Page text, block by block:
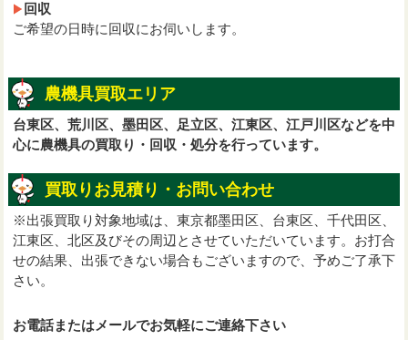
回収
ご希望の日時に回収にお伺いします。
農機具買取エリア
台東区、荒川区、墨田区、足立区、江東区、江戸川区などを中
心に農機具の買取り・回収・処分を行っています。
買取りお見積り・お問い合わせ
※出張買取り対象地域は、東京都墨田区、台東区、千代田区、
江東区、北区及びその周辺とさせていただいています。お打合
せの結果、出張できない場合もございますので、予めご了承下
さい。
お電話またはメールでお気軽にご連絡下さい